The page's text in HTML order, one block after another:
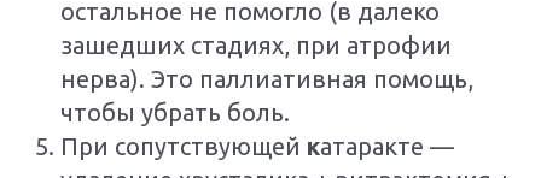
остальное не помогло (в далеко
зашедших стадиях, при атрофии
нерва). Это паллиативная помощь,
чтобы убрать боль.
При сопутствующей катаракте —